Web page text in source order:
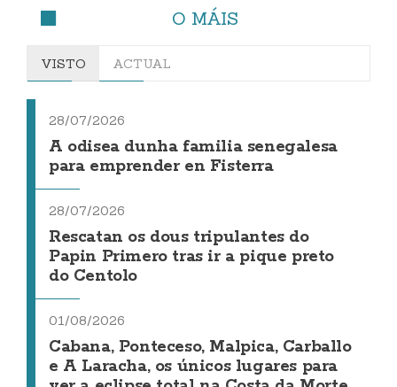
O MÁIS
VISTO ACTUAL
28/07/2026
A odisea dunha familia senegalesa
para emprender en Fisterra
28/07/2026
Rescatan os dous tripulantes do
Papin Primero tras ir a pique preto
do Centolo
01/08/2026
Cabana, Ponteceso, Malpica, Carballo
e A Laracha, os únicos lugares para